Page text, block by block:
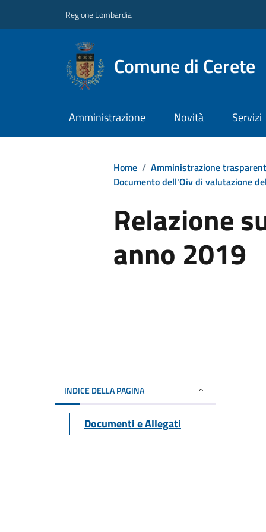
Regione Lombardia
Comune di Cerete
Amministrazione Novità Servizi
Home / Amministrazione
Documento dell'Oiv di valutazione
Relazione
anno 2019
INDICE DELLA PAGINA
Documenti e Allegati